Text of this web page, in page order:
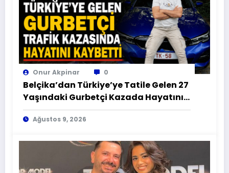
Onur Akpinar 0
Belçika’dan Türkiye’ye Tatile Gelen 27
Yaşındaki Gurbetçi Kazada Hayatını
Kaybetti
Ağustos 9, 2026